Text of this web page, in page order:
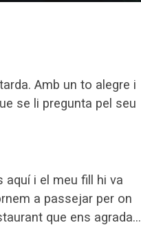
Amb un to alegre i
se li pregunta pel seu
aquí i el meu fill hi va
a passejar per on
que ens agrada…